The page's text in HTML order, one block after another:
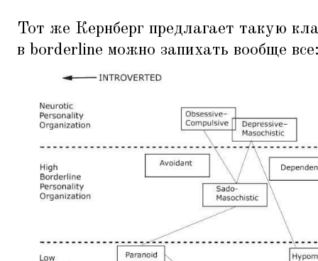
Тот же Кернберг предлагает такую
в borderline можно запихать вообще